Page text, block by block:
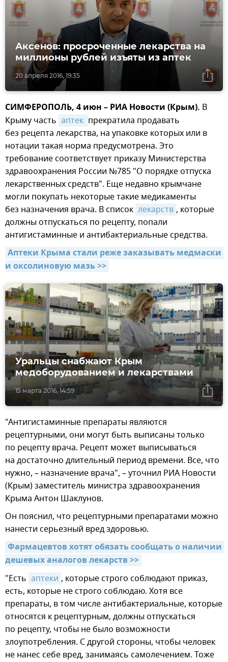
20 апреля 2016, 19:35
Аксенов: просроченные лекарства на
миллионы рублей изъяты из аптек
СИМФЕРОПОЛЬ, 4 июн – РИА Новости (Крым). В
Крыму часть аптек прекратила продавать
без рецепта лекарства, на упаковке которых или в
нотации такая норма предусмотрена. Это
требование соответствует приказу Министерства
здравоохранения России №785 "О порядке отпуска
лекарственных средств". Еще недавно крымчане
могли покупать некоторые такие медикаменты
без назначения врача. В список лекарств , которые
должны отпускаться по рецепту, попали
антигистаминные и антибактериальные средства.
Аптеки Крыма стали реже заказывать медмаски
и оксолиновую мазь >>
15 марта 2016, 14:59
Уральцы снабжают Крым
медоборудованием и лекарствами
"Антигистаминные препараты являются
рецептурными, они могут быть выписаны только
по рецепту врача. Рецепт может выписываться
на достаточно длительный период времени. Все, что
нужно, – назначение врача", – уточнил РИА Новости
(Крым) заместитель министра здравоохранения
Крыма Антон Шаклунов.
Он пояснил, что рецептурными препаратами можно
нанести серьезный вред здоровью.
Фармацевтов хотят обязать сообщать о наличии
дешевых аналогов лекарств >>
"Есть аптеки , которые строго соблюдают приказ,
есть, которые не строго соблюдаю. Хотя все
препараты, в том числе антибактериальные, которые
относятся к рецептурным, должны отпускаться
по рецепту, чтобы не было возможности
злоупотребления. С другой стороны, чтобы человек
не нанес себе вред, занимаясь самолечением. Тоже